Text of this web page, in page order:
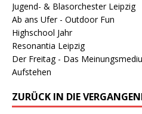
Jugend- & Blasorchester Leipzig
Ab ans Ufer - Outdoor Fun
Highschool Jahr
Resonantia Leipzig
Der Freitag - Das
Aufstehen
ZURÜCK IN DIE